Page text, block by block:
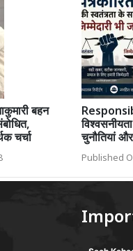
बहन
चर्चा
चुनौतियां
Published